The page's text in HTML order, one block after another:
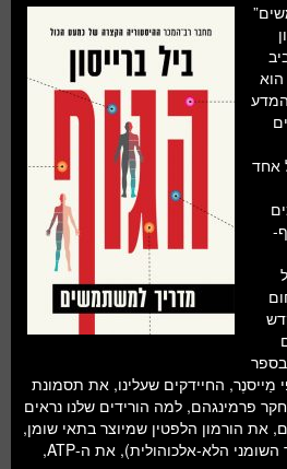
אחד
בספר
מַייסנֶר, החיידקים שעלינו, את תסמונת
פרמינגהם, למה הורידים שלנו נראים
את הורמון הלפטין שמיוצר בתאי שומן,
את ה- NAFLD (מחלת הכבד השומני הלא-אלכוהולית), את ה-ATP,